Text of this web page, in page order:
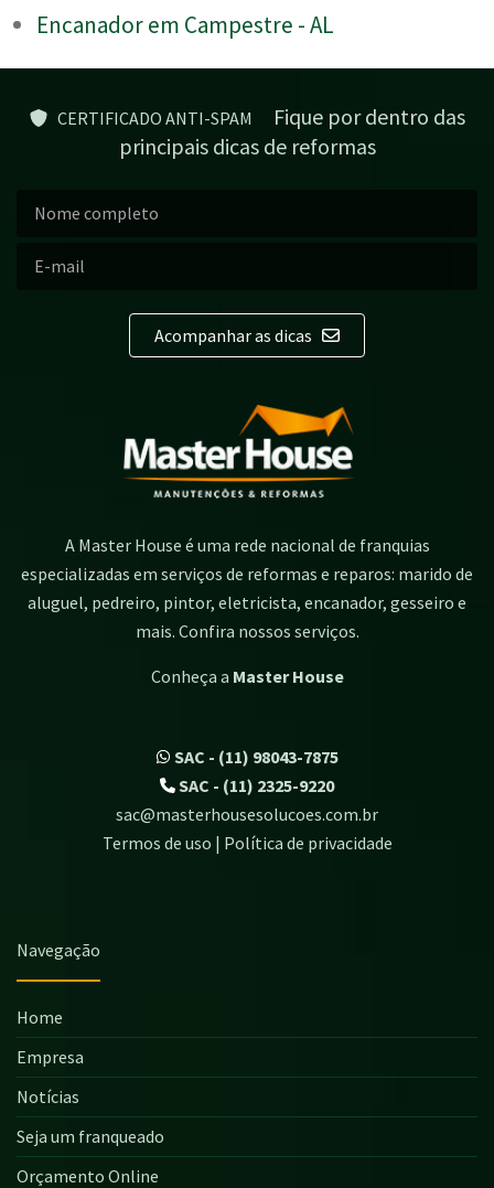
Encanador em Campestre - AL
CERTIFICADO ANTI-SPAM
Fique por dentro das
principais dicas de reformas
Acompanhar as dicas
A Master House é uma rede nacional de franquias
especializadas em serviços de reformas e reparos: marido de
aluguel, pedreiro, pintor, eletricista, encanador, gesseiro e
mais. Confira nossos serviços.
Conheça a Master House
SAC - (11) 98043-7875
SAC - (11) 2325-9220
sac@masterhousesolucoes.com.br
Termos de uso | Política de privacidade
Navegação
Home
Empresa
Notícias
Seja um franqueado
Orçamento Online